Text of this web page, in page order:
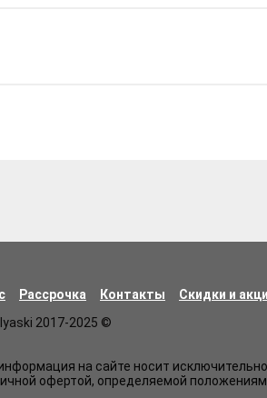
Рассрочка Контакты Скидки и
2017-2025 ©
на сайте носит
офертой, определяемой